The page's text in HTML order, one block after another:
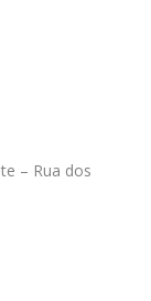
– Rua dos